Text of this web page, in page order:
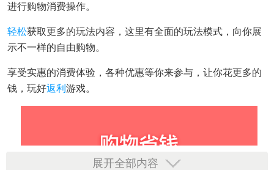
进行购物消费操作。
轻松获取更多的玩法内容，这里有全面的玩法模式，向你展
示不一样的自由购物。
享受实惠的消费体验，各种优惠等你来参与，让你花更多的
钱，玩好返利 游戏。
展开全部内容